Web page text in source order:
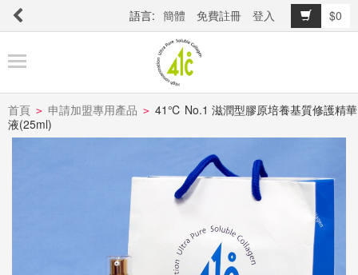
語言: 簡體 免費註冊 登入
$0
品
窗
首頁 > 申請加盟專用產品 > 41℃ No.1 滋潤型膠原培養基質修護精華
液(25ml)